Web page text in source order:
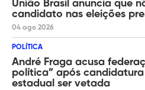
União Brasil anuncia que
candidato nas eleições
04 ago 2026
POLÍTICA
André Fraga acusa
política” após
estadual ser vetada